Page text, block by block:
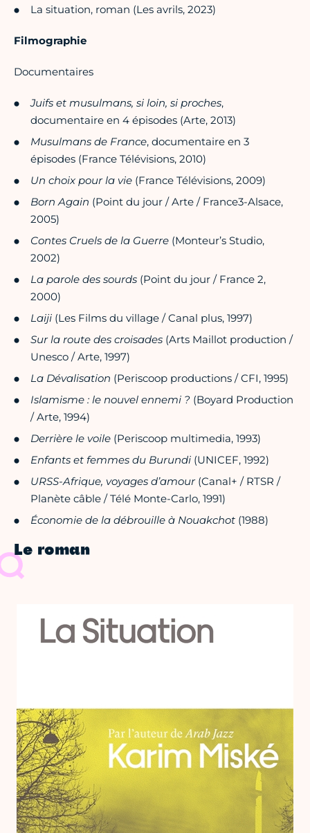
La situation, roman (Les avrils, 2023)
Filmographie
Documentaires
Juifs et musulmans, si loin, si proches,
documentaire en 4 épisodes (Arte, 2013)
Musulmans de France, documentaire en 3
épisodes (France Télévisions, 2010)
Un choix pour la vie (France Télévisions, 2009)
Born Again (Point du jour / Arte / France3-Alsace,
2005)
Contes Cruels de la Guerre (Monteur’s Studio,
2002)
La parole des sourds (Point du jour / France 2,
2000)
Laiji (Les Films du village / Canal plus, 1997)
Sur la route des croisades (Arts Maillot production /
Unesco / Arte, 1997)
La Dévalisation (Periscoop productions / CFI, 1995)
Islamisme : le nouvel ennemi ? (Boyard Production
/ Arte, 1994)
Derrière le voile (Periscoop multimedia, 1993)
Enfants et femmes du Burundi (UNICEF, 1992)
URSS-Afrique, voyages d’amour(Canal+ / RTSR /
Planète câble / Télé Monte-Carlo, 1991)
Économie de la débrouille à Nouakchot (1988)
Le roman